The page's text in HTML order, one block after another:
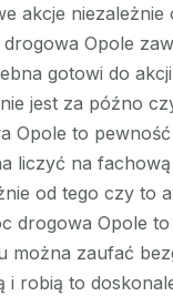
akcje niezależnie
Opole
gotowi do
jest za późno
Opole to
liczyć na
od tego czy to
drogowa Opole
można zaufać
i robią to